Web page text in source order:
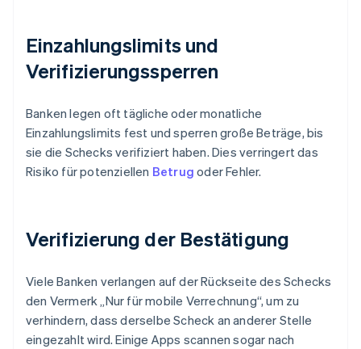
Einzahlungslimits und
Verifizierungssperren
Banken legen oft tägliche oder monatliche
Einzahlungslimits fest und sperren große Beträge, bis
sie die Schecks verifiziert haben. Dies verringert das
Risiko für potenziellen Betrug oder Fehler.
Verifizierung der Bestätigung
Viele Banken verlangen auf der Rückseite des Schecks
den Vermerk „Nur für mobile Verrechnung“, um zu
verhindern, dass derselbe Scheck an anderer Stelle
eingezahlt wird. Einige Apps scannen sogar nach